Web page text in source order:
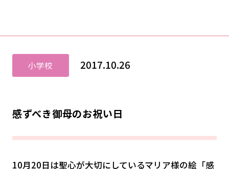
小学校 2017.10.26
感ずべき御母のお祝い日
10月20日は聖心が大切にしているマリア様の絵「感